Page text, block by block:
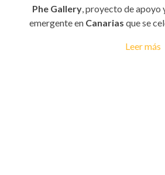
Phe Gallery, proyecto de apoyo
emergente en Canarias que se
Leer más